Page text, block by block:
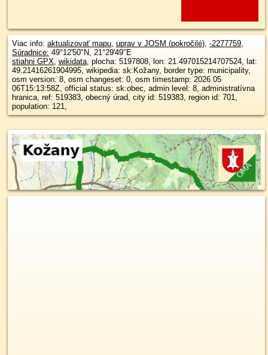
Viac info: aktualizovať mapu uprav v JOSM (pokročilé) -2277759
Súradnice: 49°12'50"N 21°29'49"E
stiahni GPX wikidata , plocha: 5197808, lon: 21.497015214707524, lat:
49.21416261904995, wikipedia: sk:Kožany, border type: municipality,
osm version: 8, osm changeset: 0, osm timestamp: 2026 05
06T15:13:58Z, official status: sk:obec, admin level: 8, administratívna
hranica, ref: 519383, obecný úrad, city id: 519383, region id: 701,
population: 121,